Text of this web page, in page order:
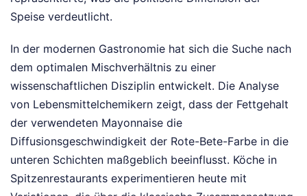
Speise verdeutlicht.
In der modernen Gastronomie hat sich die Suche nach
dem optimalen Mischverhältnis zu einer
wissenschaftlichen Disziplin entwickelt. Die Analyse
von Lebensmittelchemikern zeigt, dass der Fettgehalt
der verwendeten Mayonnaise die
Diffusionsgeschwindigkeit der Rote-Bete-Farbe in die
unteren Schichten maßgeblich beeinflusst. Köche in
Spitzenrestaurants experimentieren heute mit